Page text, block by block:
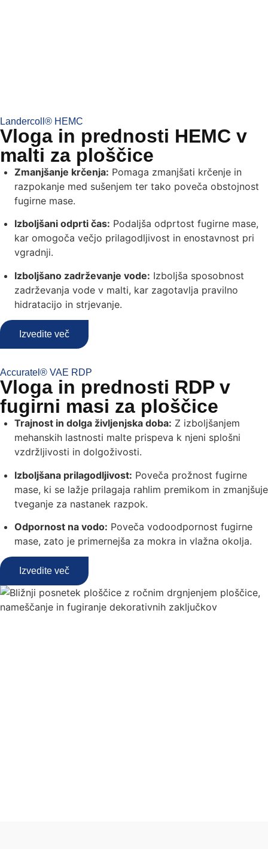
Landercoll® HEMC
Vloga in prednosti HEMC v
malti za ploščice
Zmanjšanje krčenja: Pomaga zmanjšati krčenje in
razpokanje med sušenjem ter tako poveča obstojnost
fugirne mase.
Izboljšani odprti čas: Podaljša odprtost fugirne mase,
kar omogoča večjo prilagodljivost in enostavnost pri
vgradnji.
Izboljšano zadrževanje vode: Izboljša sposobnost
zadrževanja vode v malti, kar zagotavlja pravilno
hidratacijo in strjevanje.
Izvedite več
Accuratel® VAE RDP
Vloga in prednosti RDP v
fugirni masi za ploščice
Trajnost in dolga življenjska doba: Z izboljšanjem
mehanskih lastnosti malte prispeva k njeni splošni
vzdržljivosti in dolgoživosti.
Izboljšana prilagodljivost: Poveča prožnost fugirne
mase, ki se lažje prilagaja rahlim premikom in zmanjšuje
tveganje za nastanek razpok.
Odpornost na vodo: Poveča vodoodpornost fugirne
mase, zato je primernejša za mokra in vlažna okolja.
Izvedite več